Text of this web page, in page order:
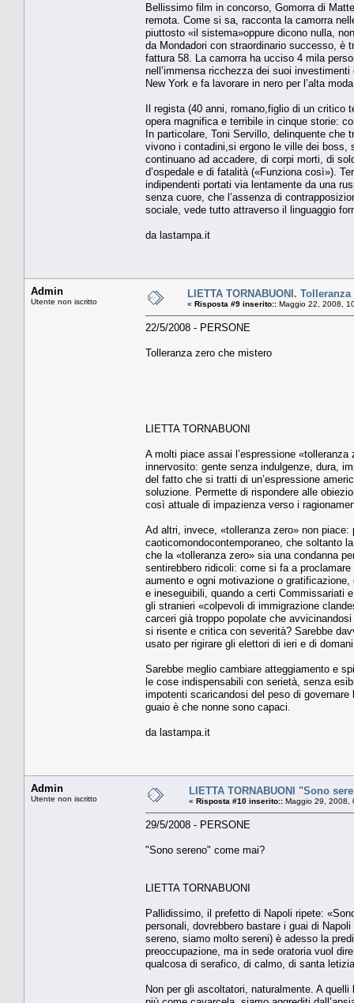
Bellissimo film in concorso, Gomorra di
remota. Come si sa, racconta la camorra
piuttosto «il sistema»oppure dicono nulla,
da Mondadori con straordinario successo, è
fattura 58. La camorra ha ucciso 4 mila
nell’immensa ricchezza dei suoi
New York e fa lavorare in nero per l’alta
Il regista (40 anni, romano,figlio di un critico
opera magnifica e terribile in cinque storie:
In particolare, Toni Servillo, delinquente che
vivono i contadini,si ergono le ville dei
continuano ad accadere, di corpi morti, di
d’ospedale e di fatalità («Funziona così»).
indipendenti portati via lentamente da una
senza cuore, che l’assenza di
sociale, vede tutto attraverso il linguaggio
da lastampa.it
Admin
Utente non iscritto
LIETTA TORNABUONI.
« Risposta #9 inserito:: Maggio 22, 2008,
22/5/2008 - PERSONE
Tolleranza zero che mistero
LIETTA TORNABUONI
A molti piace assai l’espressione
innervosito: gente senza indulgenze, dura,
del fatto che si tratti di un’espressione
soluzione. Permette di rispondere alle
così attuale di impazienza verso i
Ad altri, invece, «tolleranza zero» non piace:
caoticomondocontemporaneo, che soltanto
che la «tolleranza zero» sia una condanna
sentirebbero ridicoli: come si fa a
aumento e ogni motivazione o
e ineseguibili, quando a certi Commissariati
gli stranieri «colpevoli di immigrazione
carceri già troppo popolate che
si risente e critica con severità? Sarebbe
usato per rigirare gli elettori di ieri e di
Sarebbe meglio cambiare atteggiamento e
le cose indispensabili con serietà, senza
impotenti scaricandosi del peso di
guaio è che nonne sono capaci.
da lastampa.it
Admin
Utente non iscritto
LIETTA TORNABUONI "Sono
« Risposta #10 inserito:: Maggio 29, 2008,
29/5/2008 - PERSONE
"Sono sereno" come mai?
LIETTA TORNABUONI
Pallidissimo, il prefetto di Napoli ripete:
personali, dovrebbero bastare i guai di
sereno, siamo molto sereni) è adesso la
preoccupazione, ma in sede oratoria vuol
qualcosa di serafico, di calmo, di santa
Non per gli ascoltatori, naturalmente. A